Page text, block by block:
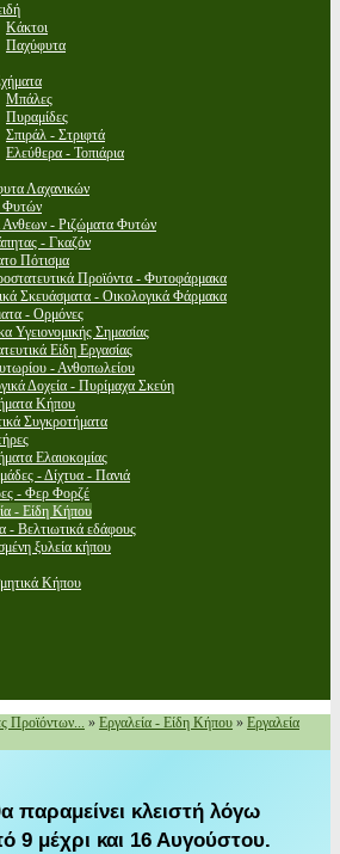
Κάκτοι
Παχύφυτα
Μπάλες
Πυραμίδες
Σπιράλ - Στριφτά
Ελεύθερα - Τοπιάρια
Λαχανικών
Φυτών
Ανθεων - Ριζώματα Φυτών
- Γκαζόν
Πότισμα
Προϊόντα - Φυτοφάρμακα
Σκευάσματα - Οικολογικά Φάρμακα
- Ορμόνες
Υγειονομικής Σημασίας
Είδη Εργασίας
- Ανθοπωλείου
Δοχεία - Πυρίμαχα Σκεύη
Κήπου
Συγκροτήματα
Ελαιοκομίας
- Δίχτυα - Πανιά
- Φερ Φορζέ
- Είδη Κήπου
- Βελτιωτικά εδάφους
ξυλεία κήπου
Κήπου
Προϊόντων... » Εργαλεία - Είδη Κήπου » Εργαλεία
παραμείνει κλειστή λόγω
9 μέχρι και 16 Αυγούστου.